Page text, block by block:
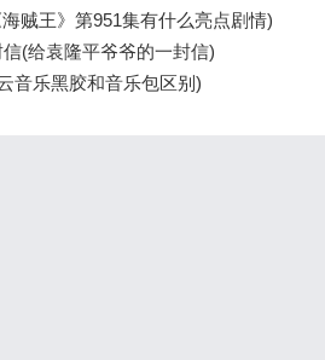
贼王》第951集有什么亮点剧情)
(给袁隆平爷爷的一封信)
音乐黑胶和音乐包区别)